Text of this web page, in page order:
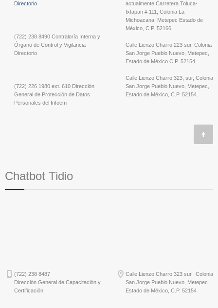
Directorio
(722) 238 8490 Contraloría Interna y
Órgano de Control y Vigilancia
Directorio
(722) 226 1980 ext. 610 Dirección
General de Protección de Datos
Personales del Infoem
actualmente Carretera Toluca-
Ixtapan # 111, Colonia La
Michoacana; Metepec Estado de
México, C.P. 52166
Calle Lienzo Charro 223 sur, Colonia
San Jorge Pueblo Nuevo, Metepec,
Estado de México C.P. 52154
Calle Lienzo Charro 323, sur, Colonia
San Jorge Pueblo Nuevo, Metepec,
Estado de México, C.P. 52154.
Chatbot Tidio
(722) 238 8487
Dirección General de Capacitación y
Certificación
Calle Lienzo Charro 323 sur, Colonia
San Jorge Pueblo Nuevo, Metepec
Estado de México, C.P. 52154